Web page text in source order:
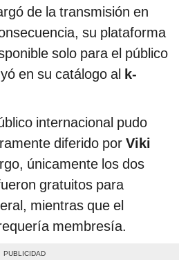
de la transmisión en
su plataforma
solo para el público
en su catálogo al k-
internacional pudo
diferido por Viki
únicamente los dos
gratuitos para
mientras que el
membresía.